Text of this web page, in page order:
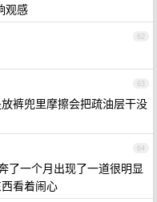
观感
62
63
裤兜里摩擦会把疏油层干没
64
了一个月出现了一道很明显
看着闹心